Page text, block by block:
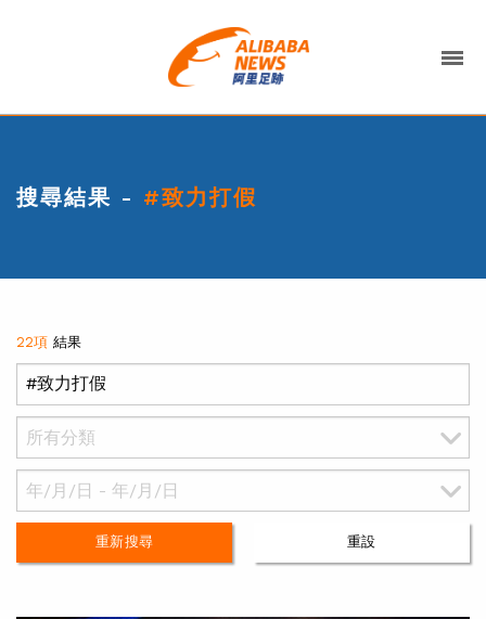
搜尋結果 - #致力打假
22項 結果
重新搜尋 重設